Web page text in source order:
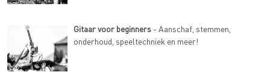
Gitaar voor beginners - Aanschaf, stemmen,
onderhoud, speeltechniek en meer!